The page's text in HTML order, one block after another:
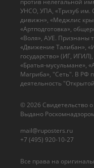
Все права на
© 2026 Cвидетельство
Выдано
mail@ruposters.ru
+7 (495) 920-10-27
УНСО, УПА, «Тризуб им.
дивижн», «Меджлис
«Артподготовка»,
«Воля», АУЕ. Признаны
«Движение Талибан»,
государство» (ИГ,
«Братья-мусульмане»,
Магриба», "Сеть". В РФ
деятельность